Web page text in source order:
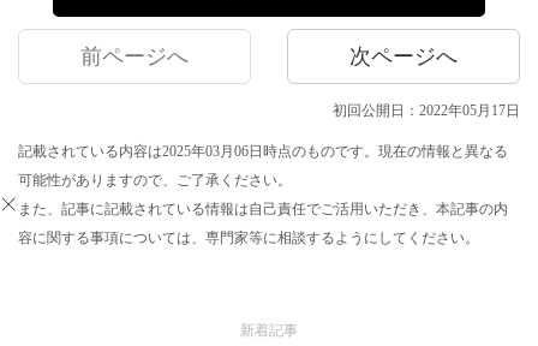
前ページへ 次ページへ
初回公開日：2022年05月17日
記載されている内容は2025年03月06日時点のものです。現在の情報と異なる
可能性がありますので、ご了承ください。
また、記事に記載されている情報は自己責任でご活用いただき、本記事の内
容に関する事項については、専門家等に相談するようにしてください。
新着記事